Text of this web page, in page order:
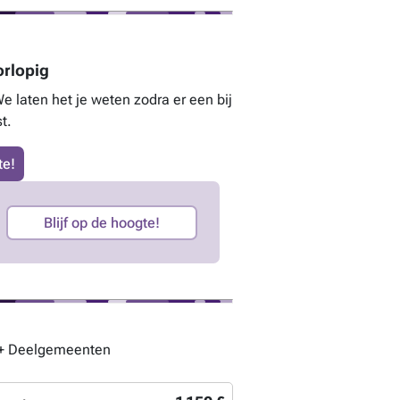
laten het je weten zodra er een bij
Blijf op de hoogte!
Deelgemeenten